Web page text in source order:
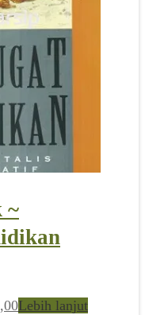
~
Harga
Lebih lanjut